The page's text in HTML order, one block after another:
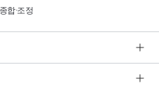
합·조정